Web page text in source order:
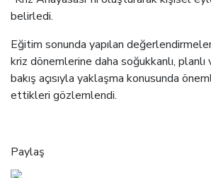
belirledi.
Eğitim sonunda yapılan
kriz dönemlerine daha soğukkanlı,
bakış açısıyla yaklaşma konusunda
ettikleri gözlemlendi.
Paylaş